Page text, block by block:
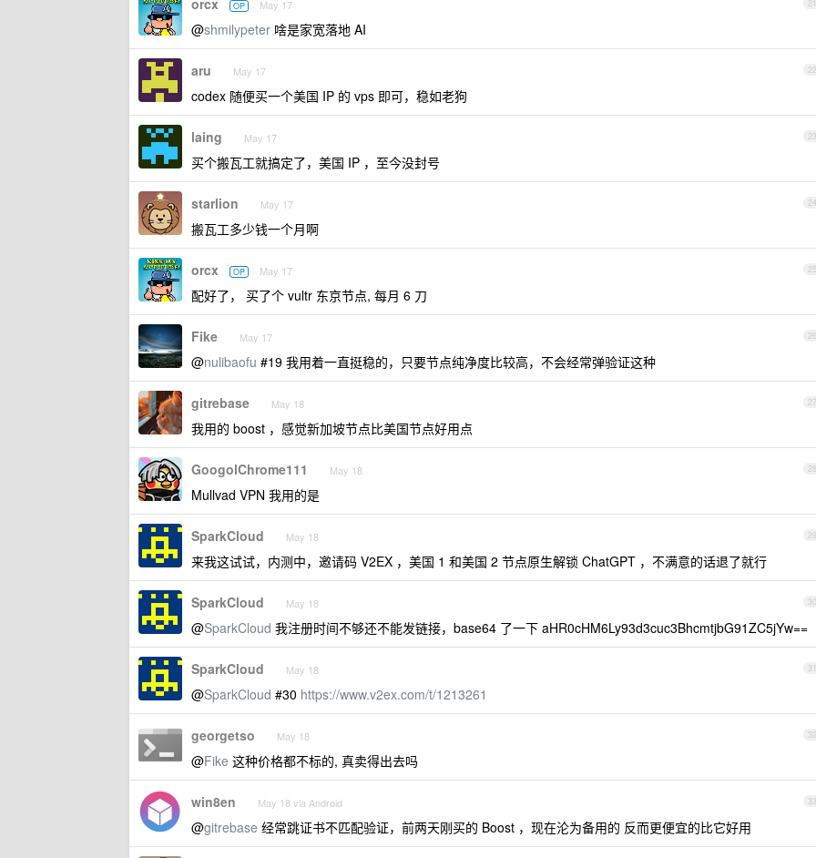
21
orcx OP May 17
@shmilypeter 啥是家宽落地 AI
22
aru May 17
codex 随便买一个美国 IP 的 vps 即可，稳如老狗
23
laing May 17
买个搬瓦工就搞定了，美国 IP ，至今没封号
24
starlion May 17
搬瓦工多少钱一个月啊
25
orcx OP May 17
配好了， 买了个 vultr 东京节点, 每月 6 刀
26
Fike May 17
@nulibaofu #19 我用着一直挺稳的，只要节点纯净度比较高，不会经常弹验证这种
27
gitrebase May 18
我用的 boost ，感觉新加坡节点比美国节点好用点
28
GoogolChrome111 May 18
Mullvad VPN 我用的是
29
SparkCloud May 18
来我这试试，内测中，邀请码 V2EX ，美国 1 和美国 2 节点原生解锁 ChatGPT ，不满意的话退了就行
30
SparkCloud May 18
@SparkCloud 我注册时间不够还不能发链接，base64 了一下 aHR0cHM6Ly93d3cuc3BhcmtjbG91ZC5jYw==
31
SparkCloud May 18
@SparkCloud #30 https://www.v2ex.com/t/1213261
32
georgetso May 18
@Fike 这种价格都不标的, 真卖得出去吗
33
win8en May 18 via Android
@gitrebase 经常跳证书不匹配验证，前两天刚买的 Boost ，现在沦为备用的 反而更便宜的比它好用